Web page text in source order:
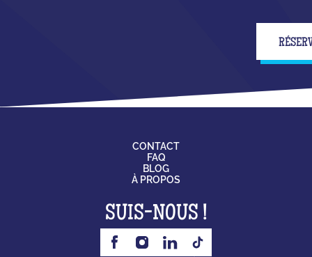
CONTACT
FAQ
BLOG
À PROPOS
SUIS-NOUS !